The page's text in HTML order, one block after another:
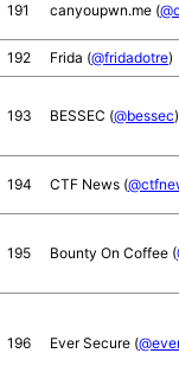
191 canyoupwn.me (
192 Frida (@fridadotre)
193 BESSEC (@bessec)
194 CTF News (
195 Bounty On Coffee (
196 Ever Secure (